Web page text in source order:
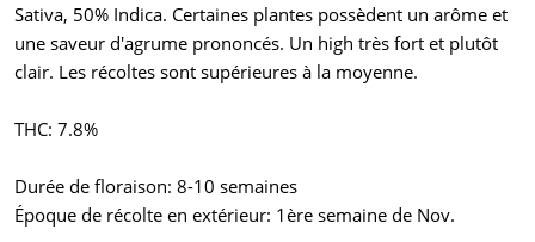
Sativa, 50% Indica. Certaines plantes possèdent un arôme et
une saveur d'agrume prononcés. Un high très fort et plutôt
clair. Les récoltes sont supérieures à la moyenne.
THC: 7.8%
Durée de floraison: 8-10 semaines
Époque de récolte en extérieur: 1ère semaine de Nov.